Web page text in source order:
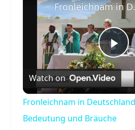
Watch on
Fronleichnam in
Bedeutung und Bräuche